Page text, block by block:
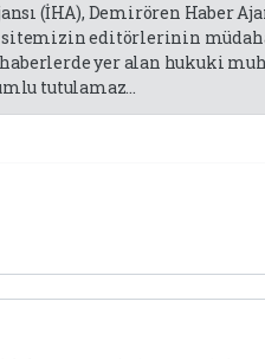
(İHA), Demirören Haber
sitemizin editörlerinin
yer alan hukuki
tutulamaz...